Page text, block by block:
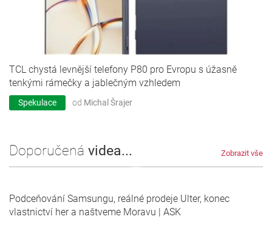
TCL chystá levnější telefony P80 pro Evropu s úžasně
tenkými rámečky a jablečným vzhledem
Spekulace od Michal Šrajer
Doporučená videa... Zobrazit vše
Podceňování Samsungu, reálné prodeje Ulter, konec
vlastnictví her a naštveme Moravu | ASK